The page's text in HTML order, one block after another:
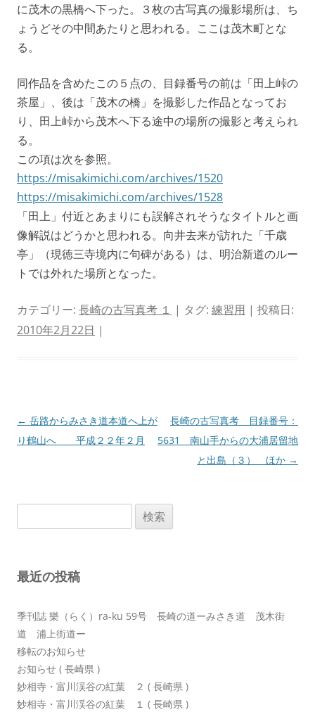
に茂木の黒橋へ下った。３枚の古写真の撮影場所は、ち
ょうどその中間あたりと思われる。ここは茂木町とな
る。
同作品を含めたこの５点の、目録番号の前は「田上峠の
茶屋」、後は「茂木の橋」を撮影した作品となってお
り、田上峠から茂木へ下る途中の場所の撮影と考えられ
る。
この項は次を参照。
https://misakimichi.com/archives/1520
https://misakimichi.com/archives/1528
「田上」付近とあまりにも誤解されそうなタイトルと画
像解説はどうかと思われる。向井去来が訪れた「千歳
亭」（現徳三寺境内に句碑がある）は、明治新道のルー
トでは外れた場所となった。
カテゴリー: 長崎の古写真考 １ | タグ: 練習用 | 投稿日:
2010年2月22日 |
投
稿
ン
← 岳路からみさき道本道へ上が
り鶴山へ 平成２２年２月
長崎の古写真考 目録番号：
5631 南山手からの大浦居留地
と出島（３） ほか →
索:
最近の投稿
季刊誌 樂（らく）ra-ku 59号 長崎の道ーみさき道 茂木街
道 浦上街道ー
移転のお知らせ
お知らせ ( 長崎県 )
妙相寺・富川渓谷の紅葉 ２ ( 長崎県 )
妙相寺・富川渓谷の紅葉 １ ( 長崎県 )